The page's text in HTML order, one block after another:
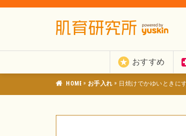
おすすめ
肌育研究所
» お手入れ » 日焼けでかゆいときに